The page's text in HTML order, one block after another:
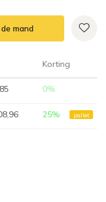
mand
Korting
0%
25% pallet